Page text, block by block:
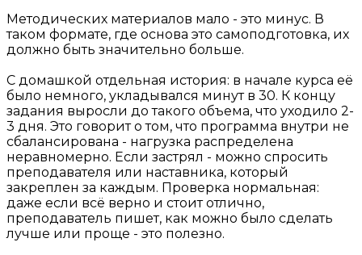
Методических материалов мало - это минус. В
таком формате, где основа это самоподготовка, их
должно быть значительно больше.
С домашкой отдельная история: в начале курса её
было немного, укладывался минут в 30. К концу
задания выросли до такого объема, что уходило 2-
3 дня. Это говорит о том, что программа внутри не
сбалансирована - нагрузка распределена
неравномерно. Если застрял - можно спросить
преподавателя или наставника, который
закреплен за каждым. Проверка нормальная:
даже если всё верно и стоит отлично,
преподаватель пишет, как можно было сделать
лучше или проще - это полезно.